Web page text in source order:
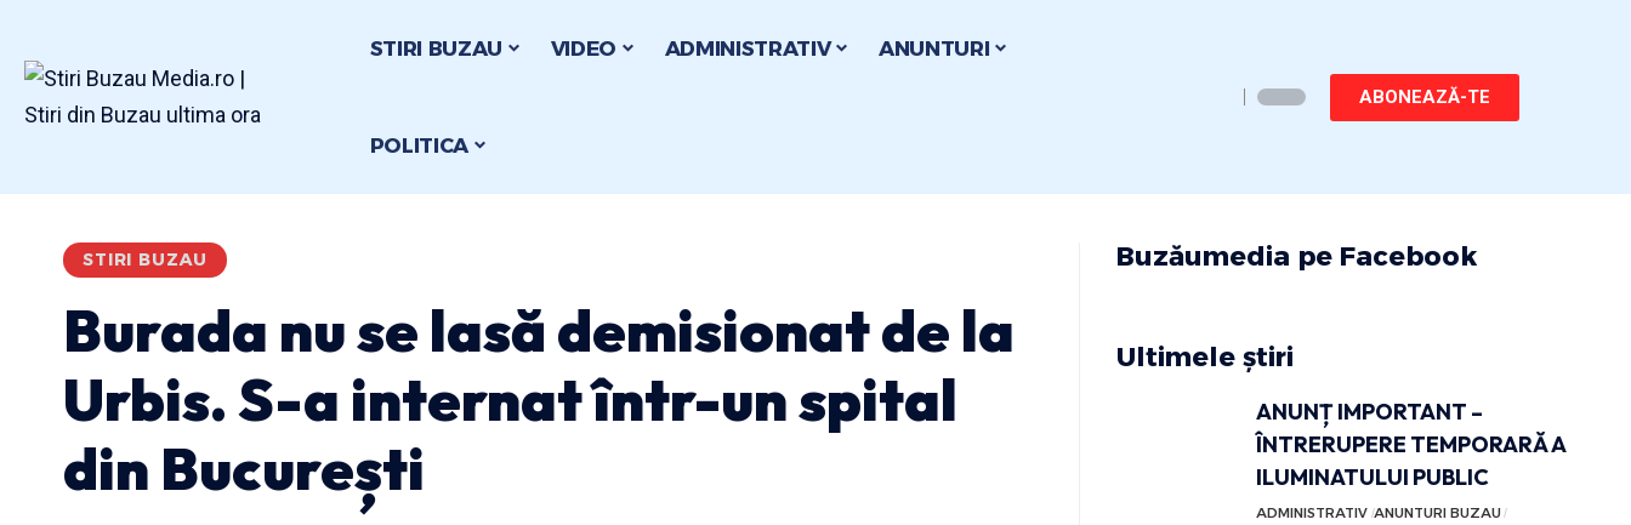
STIRI BUZAU VIDEO ADMINISTRATIV ANUNTURI
POLITICA
ABONEAZĂ-TE
STIRI BUZAU
Burada nu se lasă demisionat de la
Urbis. S-a internat într-un spital
din București
Buzăumedia pe Facebook
Ultimele știri
ANUNȚ IMPORTANT –
ÎNTRERUPERE TEMPORARĂ A
ILUMINATULUI PUBLIC
ADMINISTRATIV ANUNTURI BUZAU